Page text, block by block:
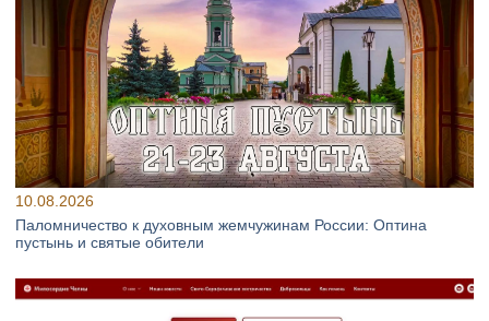
10.08.2026
Паломничество к духовным жемчужинам России: Оптина
пустынь и святые обители